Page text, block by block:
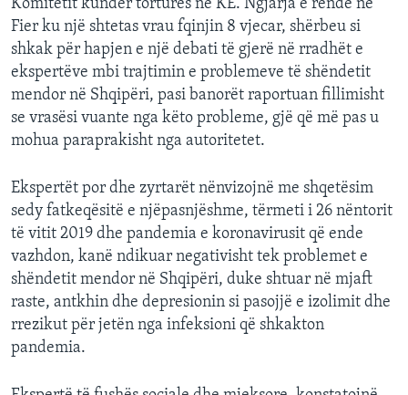
Komitetit kundër torturës në KE. Ngjarja e rëndë në
Fier ku një shtetas vrau fqinjin 8 vjecar, shërbeu si
shkak për hapjen e një debati të gjerë në rradhët e
ekspertëve mbi trajtimin e problemeve të shëndetit
mendor në Shqipëri, pasi banorët raportuan fillimisht
se vrasësi vuante nga këto probleme, gjë që më pas u
mohua paraprakisht nga autoritetet.
Ekspertët por dhe zyrtarët nënvizojnë me shqetësim
sedy fatkeqësitë e njëpasnjëshme, tërmeti i 26 nëntorit
të vitit 2019 dhe pandemia e koronavirusit që ende
vazhdon, kanë ndikuar negativisht tek problemet e
shëndetit mendor në Shqipëri, duke shtuar në mjaft
raste, antkhin dhe depresionin si pasojjë e izolimit dhe
rrezikut për jetën nga infeksioni që shkakton
pandemia.